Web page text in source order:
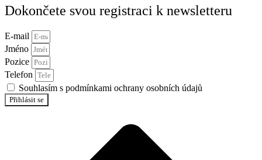
Dokončete svou registraci k newsletteru
E-mail
Jméno
Pozice
Telefon
Souhlasím s podmínkami ochrany osobních údajů
Přihlásit se